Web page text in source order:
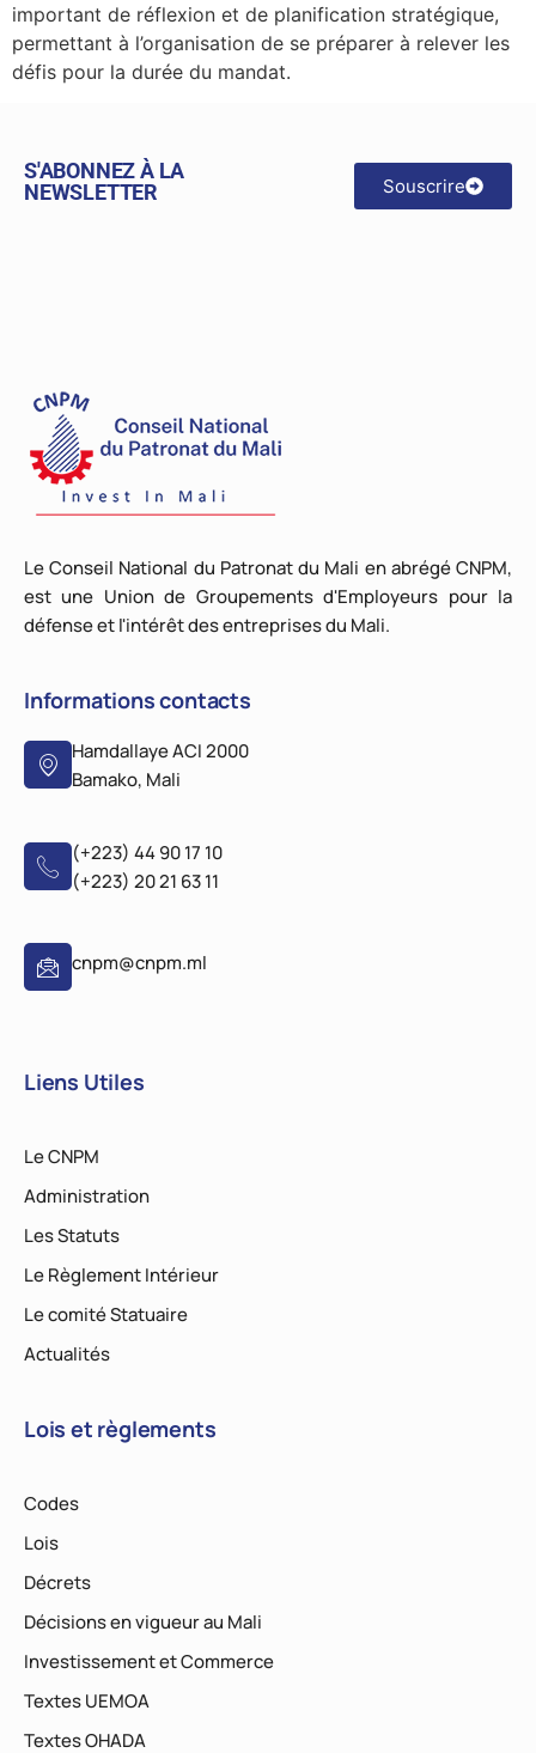
important de réflexion et de planification stratégique,
permettant à l’organisation de se préparer à relever les
défis pour la durée du mandat.
S'ABONNEZ À LA
NEWSLETTER
Souscrire
Le Conseil National du Patronat du Mali en abrégé CNPM,
est une Union de Groupements d'Employeurs pour la
défense et l'intérêt des entreprises du Mali.
Informations contacts
Hamdallaye ACI 2000
Bamako, Mali
(+223) 44 90 17 10
(+223) 20 21 63 11
cnpm@cnpm.ml
Liens Utiles
Le CNPM
Administration
Les Statuts
Le Règlement Intérieur
Le comité Statuaire
Actualités
Lois et règlements
Codes
Lois
Décrets
Décisions en vigueur au Mali
Investissement et Commerce
Textes UEMOA
Textes OHADA